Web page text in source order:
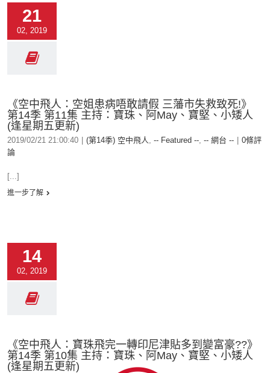
21
02, 2019
《空中飛人：空姐患病唔敢請假 三藩市失救致死!》
第14季 第11集 主持：寶珠、阿May、寶堅、小矮人
(逢星期五更新)
2019/02/21 21:00:40 (第14季) 空中飛人, -- Featured --, -- 網台 --
0條評
論
[...]
進一步了解
14
02, 2019
《空中飛人：寶珠飛完一轉印尼津貼多到變富豪??》
第14季 第10集 主持：寶珠、阿May、寶堅、小矮人
(逢星期五更新)